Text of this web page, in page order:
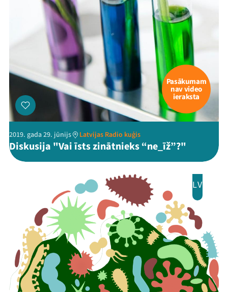
Pasākumam
nav video
ieraksta
2019. gada 29. jūnijs Latvijas Radio kuģis
Diskusija "Vai īsts zinātnieks “ne_īž”?"
LV